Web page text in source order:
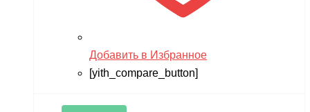
Добавить в Избранное
[yith_compare_button]